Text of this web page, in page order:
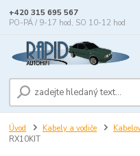
+420 315 695 567
PO-PÁ / 9-17 hod, SO 10-12 hod
Úvod Kabely a vodiče
RX10KIT